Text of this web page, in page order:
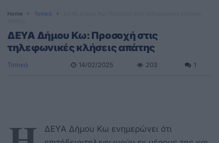
Home Τοπικά
ΔΕΥΑ Δήμου Κω: Προσοχή στις
τηλεφωνικές κλήσεις απάτης
Τοπικά 14/02/2025 203 1
ΔΕΥΑ Δήμου Κω ενημερώνει ότι